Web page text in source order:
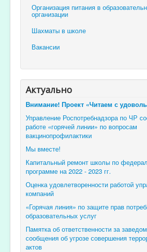
Организация питания в
организации
Шахматы в школе
Вакансии
Актуально
Внимание! Проект «Читаем с
Управление Роспотребнадзора по ЧР
работе «горячей линии» по вопросам
вакцинопрофилактики
Мы вместе!
Капитальный ремонт школы по
программе на 2022 - 2023 гг.
Оценка удовлетворенности работой
компаний
«Горячая линия» по защите прав
образовательных услуг
Памятка об ответственности за
сообщения об угрозе совершения
актов